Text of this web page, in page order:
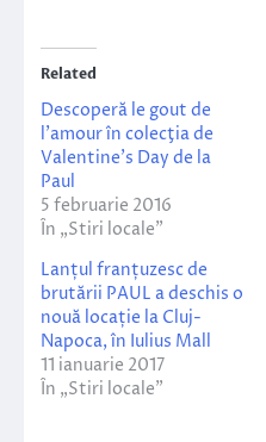
Related
Descoperă le gout de
l’amour în colecţia de
Valentine’s Day de la
Paul
5 februarie 2016
În „Stiri locale”
Lanțul franțuzesc de
brutării PAUL a deschis o
nouă locație la Cluj-
Napoca, în Iulius Mall
11 ianuarie 2017
În „Stiri locale”